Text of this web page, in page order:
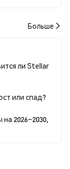
Больше
ли Stellar
или спад?
2026–2030,